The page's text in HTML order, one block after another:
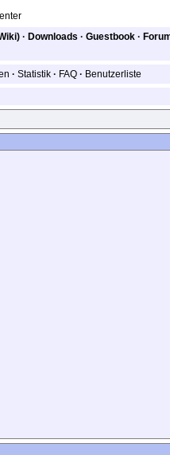
· Downloads · Guestbook ·
· Statistik · FAQ · Benutzerliste